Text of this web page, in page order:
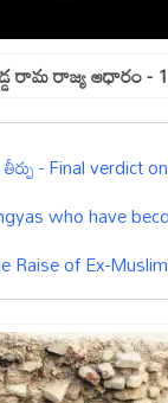
రామ రాజ్య ఆధారం - 1
- Final verdict
who have
Raise of Ex-